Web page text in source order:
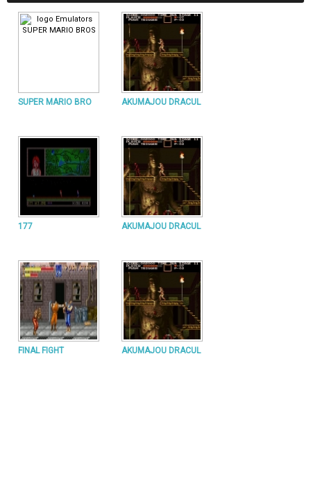
SUPER MARIO BRO AKUMAJOU DRACUL
177 AKUMAJOU DRACUL
FINAL FIGHT AKUMAJOU DRACUL